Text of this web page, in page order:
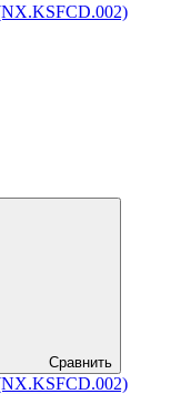
Сравнить